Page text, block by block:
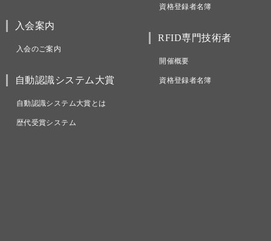
入会案内
入会のご案内
自動認識システム大賞
自動認識システム大賞とは
歴代受賞システム
資格登録者名簿
RFID専門技術者
開催概要
資格登録者名簿